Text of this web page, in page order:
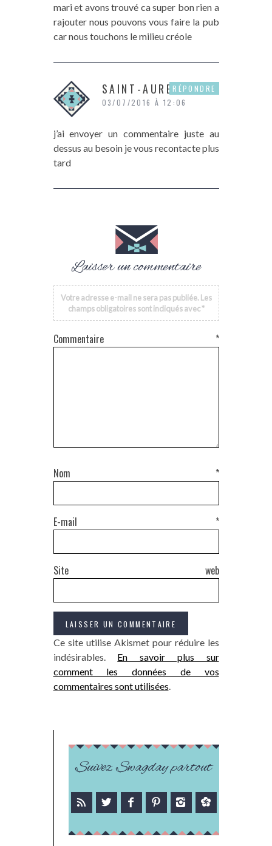
mari et avons trouvé ca super bon rien a
rajouter nous pouvons vous faire la pub
car nous touchons le milieu créole
SAINT-AURET
03/07/2016 À 12:06
j’ai envoyer un commentaire juste au
dessus au besoin je vous recontacte plus
tard
RÉPONDRE
Laisser un commentaire
Votre adresse e-mail ne sera pas publiée. Les
champs obligatoires sont indiqués avec*
Commentaire *
Nom *
E-mail *
Site web
Ce site utilise Akismet pour réduire les
indésirables. En savoir plus sur
comment les données de vos
commentaires sont utilisées
Suivez Swagday partout